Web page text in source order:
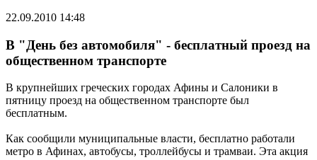
22.09.2010 14:48
В "День без автомобиля" - бесплатный проезд на
общественном транспорте
В крупнейших греческих городах Афины и Салоники в
пятницу проезд на общественном транспорте был
бесплатным.
Как сообщили муниципальные власти, бесплатно работали
метро в Афинах, автобусы, троллейбусы и трамваи. Эта акция